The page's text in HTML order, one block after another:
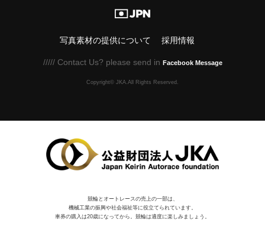
写真素材の提供について 採用情報
///// Contact Us? please send in Facebook Message
Copyright© JKA.All Rights Reserved.
競輪とオートレースの売上の一部は、
機械⼯業の振興や社会福祉等に役⽴てられています。
車券の購入は20歳になってから。競輪は適度に楽しみましょう。